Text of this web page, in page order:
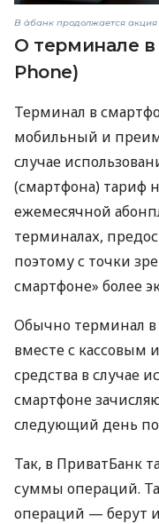
В àбанк продолжается
О терминале
Phone)
Терминал в
мобильный и
случае
(смартфона) тариф
ежемесячной
терминалах,
поэтому с точки
смартфоне» более
Обычно терминал в
вместе с кассовым
средства в случае
смартфоне
следующий день
Так, в ПриватБанк
суммы операций.
операций — берут и